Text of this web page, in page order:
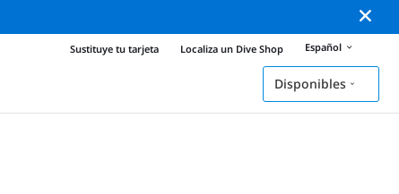
Sustituye tu tarjeta Localiza un Dive Shop Español
Disponibles